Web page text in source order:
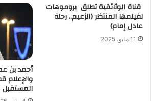
قناة الوثائقية تطلق بروموهات
لفيلمها المنتظر (الزعيم.. رحلة
عادل إمام)
11 مايو، 2025
أحمد بن
والإعلام
المستقبل